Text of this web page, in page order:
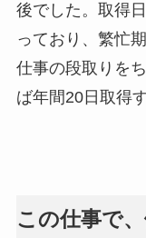
後でした。取得
っており、繁忙
仕事の段取りを
ば年間20日取得
この仕事で